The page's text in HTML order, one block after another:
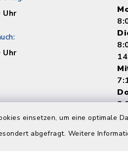
einsetzen, um eine optimale
abgefragt. Weitere
Uhr
Uhr